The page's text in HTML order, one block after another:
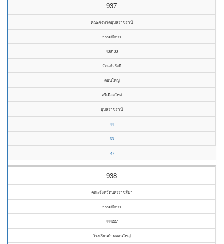
937
คณะจังหวัดอุบลราชธานี
ธรรมศึกษา
438133
วัดแก้วรังษี
ดอนใหญ่
ศรีเมืองใหม่
อุบลราชธานี
44
63
47
938
คณะจังหวัดนครราชสีมา
ธรรมศึกษา
444227
โรงเรียนบ้านดอนใหญ่